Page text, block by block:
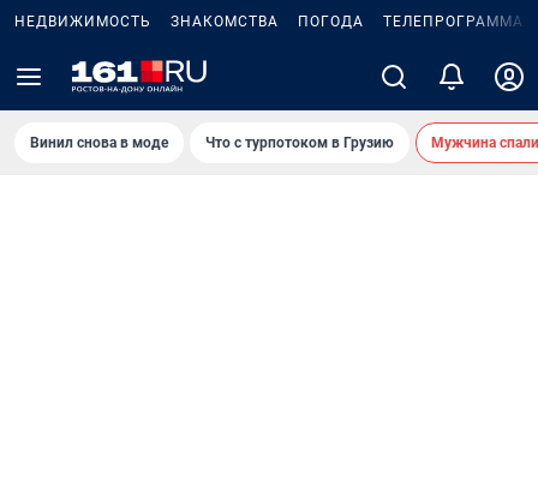
НЕДВИЖИМОСТЬ ЗНАКОМСТВА ПОГОДА ТЕЛЕПРОГРАММА
Винил снова в моде Что с турпотоком в Грузию Мужчина